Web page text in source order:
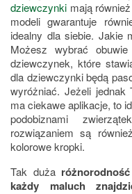
dziewczynki mają
modeli gwarantuje
idealny dla siebie. Jakie
Możesz wybrać
dziewczynek, które
dla dziewczynki będą
wyróżniać. Jeżeli jednak
ma ciekawe aplikacje, to
podobiznami
rozwiązaniem są
kolorowe kropki.
Tak duża
każdy maluch